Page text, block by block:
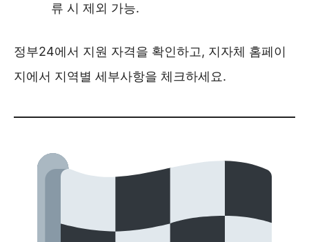
류 시 제외 가능.
정부24에서 지원 자격을 확인하고, 지자체 홈페이
지에서 지역별 세부사항을 체크하세요.